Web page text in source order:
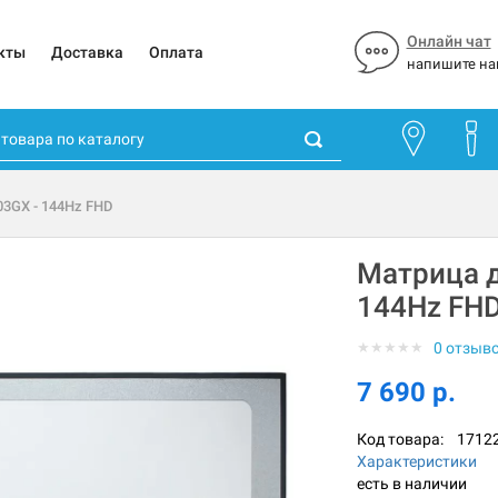
Доставка Оплата
Онлайн чат
напишите
- 144Hz FHD
Матрица
144Hz
★ ★ ★ ★ ★ 0
7 690 р.
Код товара:
Характеристики
есть в наличии